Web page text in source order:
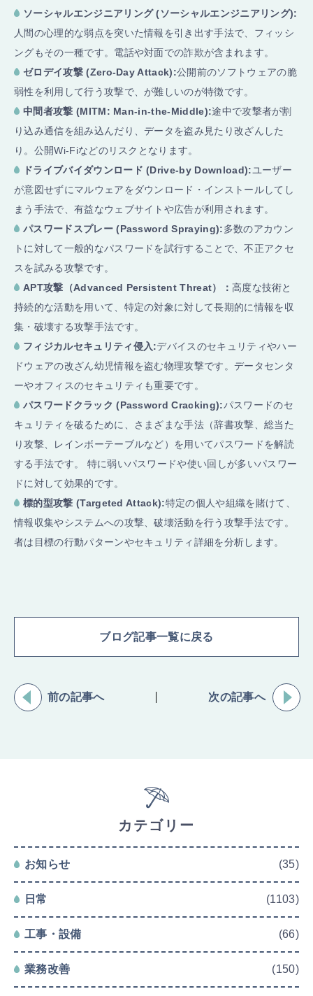
ソーシャルエンジニアリング (ソーシャルエンジニアリング):
人間の心理的な弱点を突いた情報を引き出す手法で、フィッシ
ングもその一種です。電話や対面での詐欺が含まれます。
ゼロデイ攻撃 (Zero-Day Attack):公開前のソフトウェアの脆
弱性を利用して行う攻撃で、が難しいのが特徴です。
中間者攻撃 (MITM: Man-in-the-Middle):途中で攻撃者が割
り込み通信を組み込んだり、データを盗み見たり改ざんした
り。公開Wi-Fiなどのリスクとなります。
ドライブバイダウンロード (Drive-by Download):ユーザー
が意図せずにマルウェアをダウンロード・インストールしてし
まう手法で、有益なウェブサイトや広告が利用されます。
パスワードスプレー (Password Spraying):多数のアカウン
トに対して一般的なパスワードを試行することで、不正アクセ
スを試みる攻撃です。
APT攻撃（Advanced Persistent Threat）： 高度な技術と
持続的な活動を用いて、特定の対象に対して長期的に情報を収
集・破壊する攻撃手法です。
フィジカルセキュリティ侵入:デバイスのセキュリティやハー
ドウェアの改ざん幼児情報を盗む物理攻撃です。データセンタ
ーやオフィスのセキュリティも重要です。
パスワードクラック (Password Cracking):パスワードのセ
キュリティを破るために、さまざまな手法（辞書攻撃、総当た
り攻撃、レインボーテーブルなど）を用いてパスワードを解読
する手法です。 特に弱いパスワードや使い回しが多いパスワー
ドに対して効果的です。
標的型攻撃 (Targeted Attack):特定の個人や組織を賭けて、
情報収集やシステムへの攻撃、破壊活動を行う攻撃手法です。
者は目標の行動パターンやセキュリティ詳細を分析します。
ブログ記事一覧に戻る
前の記事へ 次の記事へ
カテゴリー
お知らせ (35)
日常 (1103)
工事・設備 (66)
業務改善 (150)